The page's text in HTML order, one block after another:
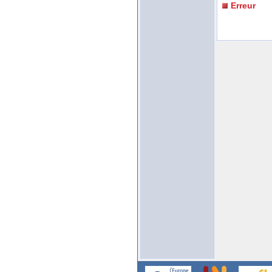
Erreur